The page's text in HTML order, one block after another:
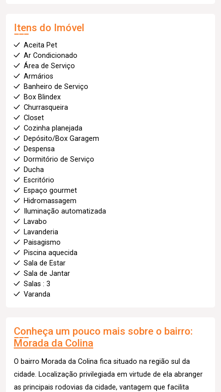
Itens do Imóvel
Aceita Pet
Ar Condicionado
Área de Serviço
Armários
Banheiro de Serviço
Box Blindex
Churrasqueira
Closet
Cozinha planejada
Depósito/Box Garagem
Despensa
Dormitório de Serviço
Ducha
Escritório
Espaço gourmet
Hidromassagem
Iluminação automatizada
Lavabo
Lavanderia
Paisagismo
Piscina aquecida
Sala de Estar
Sala de Jantar
Salas : 3
Varanda
Conheça um pouco mais sobre o bairro:
Morada da Colina
O bairro Morada da Colina fica situado na região sul da
cidade. Localização privilegiada em virtude de ela abranger
as principais rodovias da cidade, vantagem que facilita